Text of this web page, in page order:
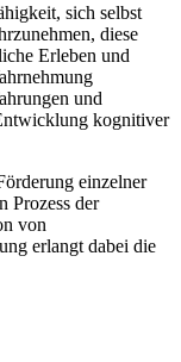
sich selbst
diese
Erleben und
und
kognitiver
einzelner
Prozess der
von
erlangt dabei die